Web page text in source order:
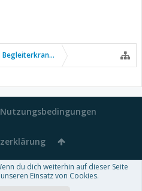
Nutzungsbedingungen
-Deutsch von xenDach
du dich weiterhin auf dieser Seite
Einsatz von Cookies.